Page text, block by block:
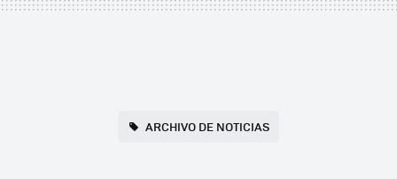
ARCHIVO DE NOTICIAS